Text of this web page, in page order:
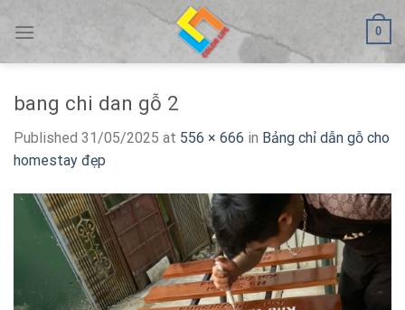
0
bang chi dan gỗ 2
Published 31/05/2025 at 556 × 666 in Bảng chỉ dẫn gỗ cho
homestay đẹp